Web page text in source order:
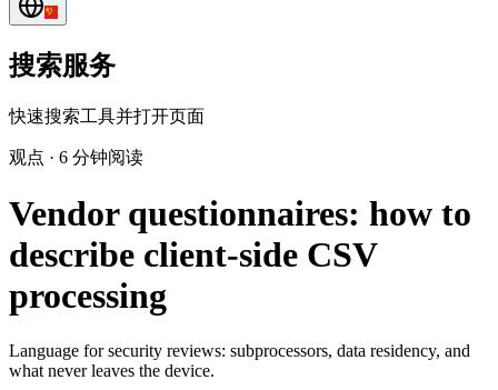
搜索服务
快速搜索工具并打开页面
观点 · 6 分钟阅读
Vendor questionnaires: how to
describe client-side CSV
processing
Language for security reviews: subprocessors, data residency, and
what never leaves the device.